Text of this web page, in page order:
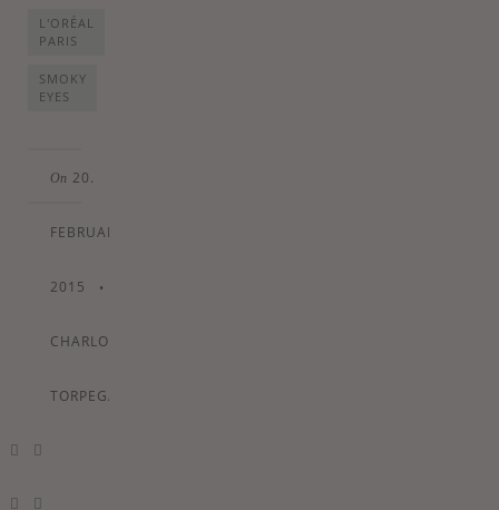
L'ORÉAL
PARIS
SMOKY
EYES
On 20.
FEBRUARY
2015 •
CHARLOTTE
TORPEGAARD